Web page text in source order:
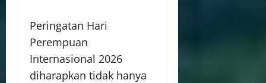
Peringatan Hari
Perempuan
Internasional 2026
diharapkan tidak hanya